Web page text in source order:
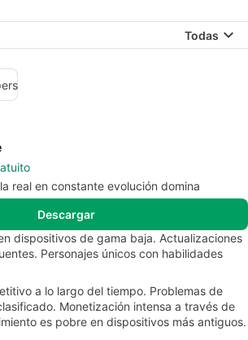
Todas
real en constante evolución domina
Descargar
dispositivos de gama baja. Actualizaciones
Personajes únicos con habilidades
a lo largo del tiempo. Problemas de
Monetización intensa a través de
es pobre en dispositivos más antiguos.